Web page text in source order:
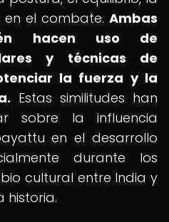
el combate. Ambas
hacen uso de
y técnicas de
la fuerza y la
Estas similitudes han
sobre la influencia
en el desarrollo
durante los
cultural entre India y
historia.